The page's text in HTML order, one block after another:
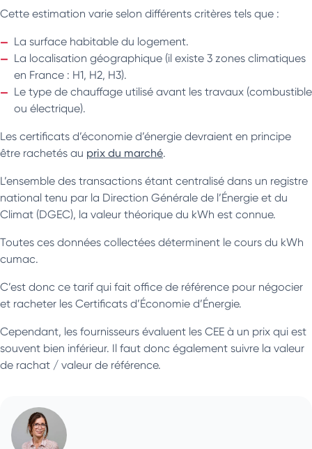
Cette estimation varie selon différents critères tels que :
La surface habitable du logement.
La localisation géographique (il existe 3 zones climatiques
en France : H1, H2, H3).
Le type de chauffage utilisé avant les travaux (combustible
ou électrique).
Les certificats d’économie d’énergie devraient en principe
être rachetés au prix du marché.
L’ensemble des transactions étant centralisé dans un registre
national tenu par la Direction Générale de l’Énergie et du
Climat (DGEC), la valeur théorique du kWh est connue.
Toutes ces données collectées déterminent le cours du kWh
cumac.
C’est donc ce tarif qui fait office de référence pour négocier
et racheter les Certificats d’Économie d’Énergie.
Cependant, les fournisseurs évaluent les CEE à un prix qui est
souvent bien inférieur. Il faut donc également suivre la valeur
de rachat / valeur de référence.